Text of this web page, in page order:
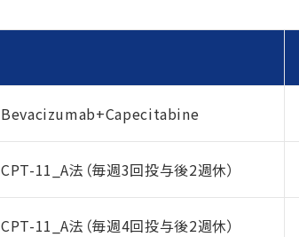
Bevacizumab+Capecitabine
CPT-11_A法（毎週3回投与後2週休）
CPT-11_A法（毎週4回投与後2週休）